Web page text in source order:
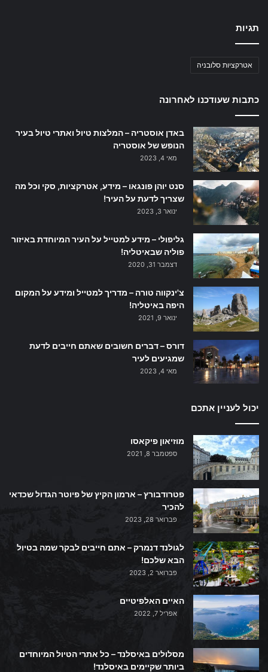
תגיות
אטרקציות סלובניה
כתבות שעודכנו לאחרונה
באדן אוסטריה – המלצות טיול ואתרי טיול בעיר
הנופש של אוסטריה
מאי 4, 2023
סנט יוהן פונגאו – מידע, אטרקציות, סקי וכל מה
שצריך לדעת על העיר!
ינואר 3, 2023
גליפולי – מידע למטייל על העיר המיוחדת באיזור
פוליה שבאיטליה!
דצמבר 31, 2020
צ'ינקווה טורה – מדריך למטייל ומידע על המקום
היפה באיטליה!
ינואר 9, 2021
דורס – דברים חשובים שאתם חייבים לדעת
שמגיעים לעיר
מאי 4, 2023
יכול לעניין אתכם
מוזיאון פיקאסו
ספטמבר 8, 2021
פטרודבורץ – ארמון הקיץ של פיוטר הגדול שכדאי
להכיר
פברואר 28, 2023
לגולנד דנמרק – אתם חייבים לבקר שמה בטיול
הבא שלכם!
פברואר 2, 2023
האיים האלפיטיים
אפריל 7, 2022
מסלולים באיסלנד – כל אתרי הטיול המיוחדים
ביותר שקיימים באיסלנד!